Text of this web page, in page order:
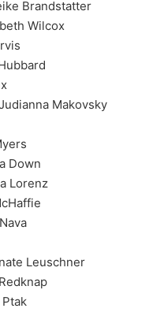
Brandstatter
Wilcox
Makovsky
Leuschner